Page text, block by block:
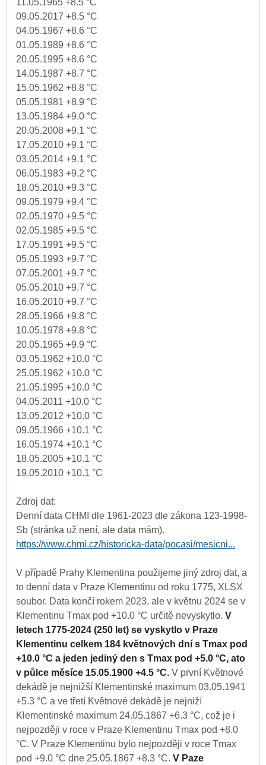
09.05.2017 +8.5 °C
04.05.1967 +8.6 °C
01.05.1989 +8.6 °C
20.05.1995 +8.6 °C
14.05.1987 +8.7 °C
15.05.1962 +8.8 °C
05.05.1981 +8.9 °C
13.05.1984 +9.0 °C
20.05.2008 +9.1 °C
17.05.2010 +9.1 °C
03.05.2014 +9.1 °C
06.05.1983 +9.2 °C
18.05.2010 +9.3 °C
09.05.1979 +9.4 °C
02.05.1970 +9.5 °C
02.05.1985 +9.5 °C
17.05.1991 +9.5 °C
05.05.1993 +9.7 °C
07.05.2001 +9.7 °C
05.05.2010 +9.7 °C
16.05.2010 +9.7 °C
28.05.1966 +9.8 °C
10.05.1978 +9.8 °C
20.05.1965 +9.9 °C
03.05.1962 +10.0 °C
25.05.1962 +10.0 °C
21.05.1995 +10.0 °C
04.05.2011 +10.0 °C
13.05.2012 +10.0 °C
09.05.1966 +10.1 °C
16.05.1974 +10.1 °C
18.05.2005 +10.1 °C
19.05.2010 +10.1 °C
Zdroj dat:
Denní data CHMI dle 1961-2023 dle zákona 123-1998-
Sb (stránka už není, ale data mám).
https://www.chmi.cz/historicka-data/pocasi/mesicni...
V případě Prahy Klementina použijeme jiný zdroj dat, a
to denní data v Praze Klementinu od roku 1775, XLSX
soubor. Data končí rokem 2023, ale v květnu 2024 se v
Klementinu Tmax pod +10.0 °C určitě nevyskytlo. V
letech 1775-2024 (250 let) se vyskytlo v Praze
Klementinu celkem 184 květnových dní s Tmax pod
+10.0 °C a jeden jediný den s Tmax pod +5.0 °C, ato
v půlce měsíce 15.05.1900 +4.5 °C. V první Květnové
dekádě je nejnižší Klementinské maximum 03.05.1941
+5.3 °C a ve třetí Květnové dekádě je nejniží
Klementinské maximum 24.05.1867 +6.3 °C, což je i
nejpozději v roce v Praze Klementinu Tmax pod +8.0
°C. V Praze Klementinu bylo nejpozději v roce Tmax
pod +9.0 °C dne 25.05.1867 +8.3 °C. V Paze